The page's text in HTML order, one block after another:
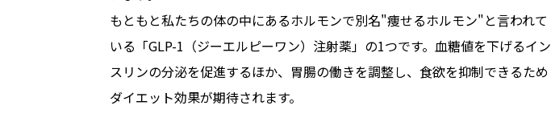
もともと私たちの体の中にあるホルモンで別名"痩せるホルモン"と言われて
いる「GLP-1（ジーエルピーワン）注射薬」の1つです。血糖値を下げるイン
スリンの分泌を促進するほか、胃腸の働きを調整し、食欲を抑制できるため
ダイエット効果が期待されます。